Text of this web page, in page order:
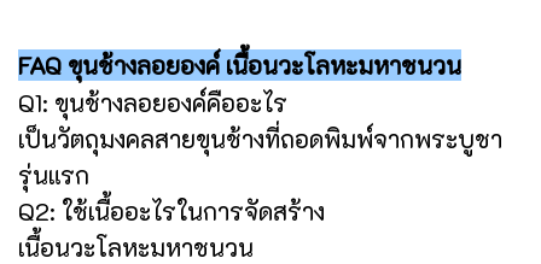
FAQ ขุนช้างลอยองค์ เนื้อนวะโลหะมหาชนวน
Q1: ขุนช้างลอยองค์คืออะไร
เป็นวัตถุมงคลสายขุนช้างที่ถอดพิมพ์จากพระบูชา
รุ่นแรก
Q2: ใช้เนื้ออะไรในการจัดสร้าง
เนื้อนวะโลหะมหาชนวน